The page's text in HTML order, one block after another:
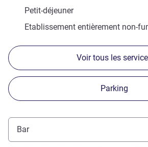
Petit-déjeuner
Etablissement entièrement non-
Voir tous les
Parking
Bar